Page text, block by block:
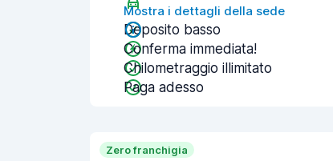
Mostra i dettagli della sede
Deposito basso
Conferma immediata!
Chilometraggio illimitato
Paga adesso
Zero franchigia